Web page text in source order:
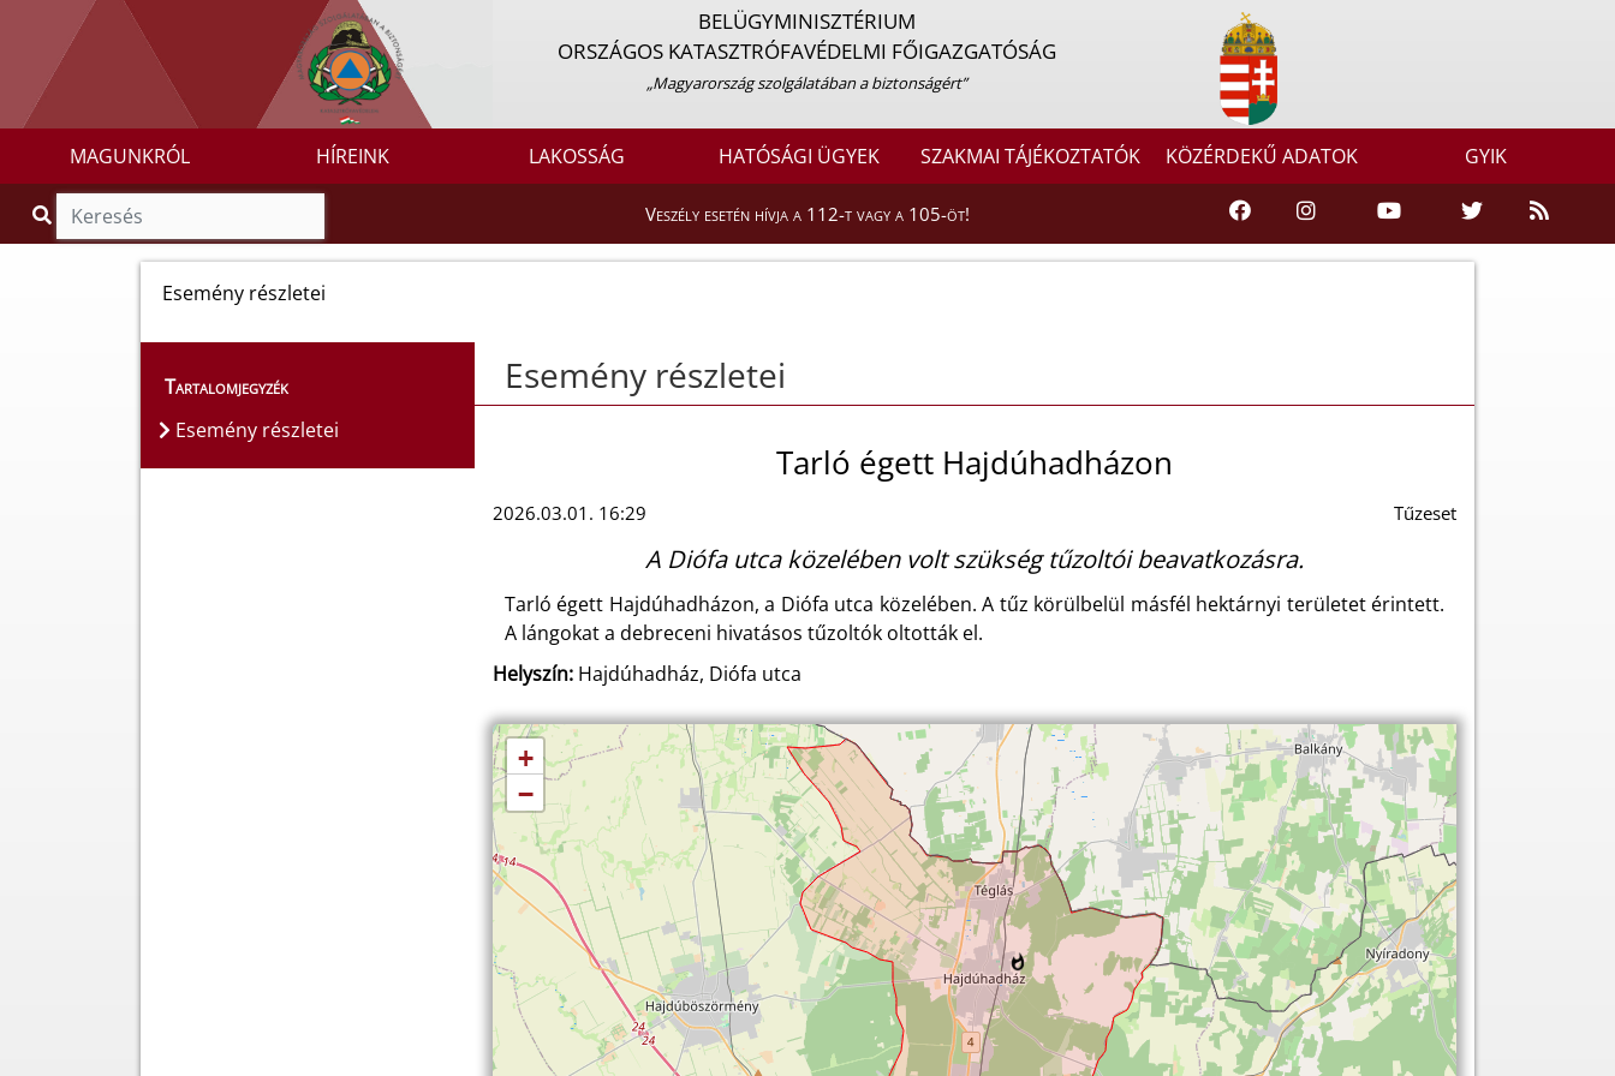
BELÜGYMINISZTÉRIUM
ORSZÁGOS KATASZTRÓFAVÉDELMI FŐIGAZGATÓSÁG
„Magyarország szolgálatában a biztonságért”
MAGUNKRÓL HÍREINK LAKOSSÁG HATÓSÁGI ÜGYEK SZAKMAI TÁJÉKOZTATÓK KÖZÉRDEKŰ ADATOK GYIK
Veszély esetén hívja a 112-t vagy a 105-öt!
Esemény részletei
Tartalomjegyzék
Esemény részletei
Esemény részletei
Tarló égett Hajdúhadházon
2026.03.01. 16:29 Tűzeset
A Diófa utca közelében volt szükség tűzoltói beavatkozásra.
Tarló égett Hajdúhadházon, a Diófa utca közelében. A tűz körülbelül másfél hektárnyi területet érintett.
A lángokat a debreceni hivatásos tűzoltók oltották el.
Helyszín:Hajdúhadház, Diófa utca
+
−